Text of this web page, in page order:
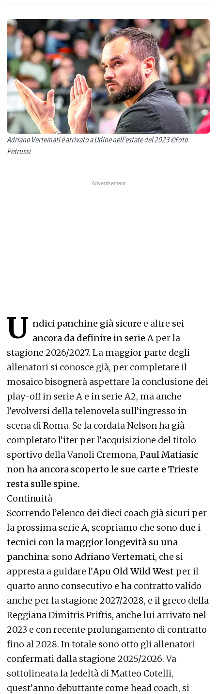
Adriano Vertemati è arrivato a Udine nell’estate del 2023 ©Foto
Petrussi
U ndici panchine già sicure e altre sei
ancora da definire in serie A per la
stagione 2026/2027. La maggior parte degli
allenatori si conosce già, per completare il
mosaico bisognerà aspettare la conclusione dei
play-off in serie A e in serie A2, ma anche
l’evolversi della telenovela sull’ingresso in
scena di Roma. Se la cordata Nelson ha già
completato l’iter per l’acquisizione del titolo
sportivo della Vanoli Cremona, Paul Matiasic
non ha ancora scoperto le sue carte e Trieste
resta sulle spine.
Continuità
Scorrendo l’elenco dei dieci coach già sicuri per
la prossima serie A, scopriamo che sono due i
tecnici con la maggior longevità su una
panchina: sonoAdriano Vertemati, che si
appresta a guidare l’Apu Old Wild West per il
quarto anno consecutivo e ha contratto valido
anche per la stagione 2027/2028, e il greco della
Reggiana Dimitris Priftis, anche lui arrivato nel
2023 e con recente prolungamento di contratto
fino al 2028. In totale sono otto gli allenatori
confermati dalla stagione 2025/2026. Va
sottolineata la fedeltà di Matteo Cotelli,
quest’anno debuttante come head coach, si